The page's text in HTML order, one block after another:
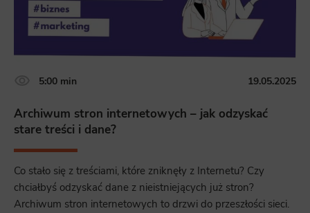
5:00 min 19.05.2025
Archiwum stron internetowych – jak odzyskać
stare treści i dane?
Co stało się z treściami, które zniknęły z Internetu? Czy
chciałbyś odzyskać dane z nieistniejących już stron?
Archiwum stron internetowych to drzwi do przeszłości sieci.